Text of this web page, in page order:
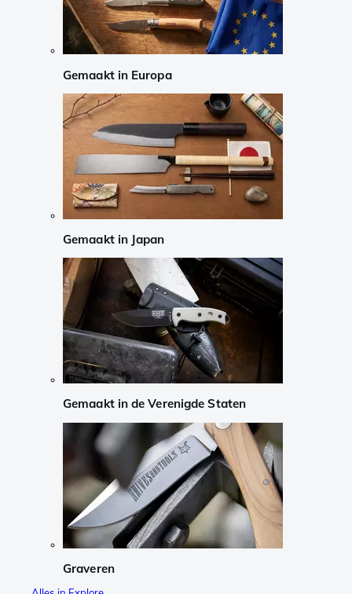
Gemaakt in Europa
Gemaakt in Japan
Gemaakt in de Verenigde Staten
Graveren